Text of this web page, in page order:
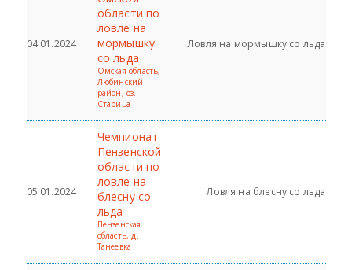
04.01.2024
области по
ловле на
мормышку
со льда
Омская область,
Любинский
район, оз.
Старица
Ловля на мормышку со льда
05.01.2024
Чемпионат
Пензенской
области по
ловле на
блесну со
льда
Пензенская
область, д.
Танеевка
Ловля на блесну со льда